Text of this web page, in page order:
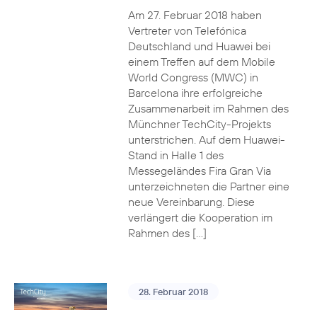
Am 27. Februar 2018 haben
Vertreter von Telefónica
Deutschland und Huawei bei
einem Treffen auf dem Mobile
World Congress (MWC) in
Barcelona ihre erfolgreiche
Zusammenarbeit im Rahmen des
Münchner TechCity-Projekts
unterstrichen. Auf dem Huawei-
Stand in Halle 1 des
Messegeländes Fira Gran Via
unterzeichneten die Partner eine
neue Vereinbarung. Diese
verlängert die Kooperation im
Rahmen des […]
28. Februar 2018